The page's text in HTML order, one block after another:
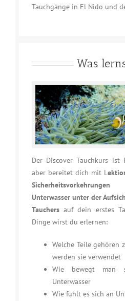
Tauchgänge in El Nido und
Was
Der Discover Tauchkurs
aber bereitet dich mit L
Unterwasser unter der
Tauchers auf dein erstes
Dinge wirst du erlernen:
Welche Teile gehören
werden sie verwendet
Wie bewegt man
Unterwasser
Wie fühlt es sich an